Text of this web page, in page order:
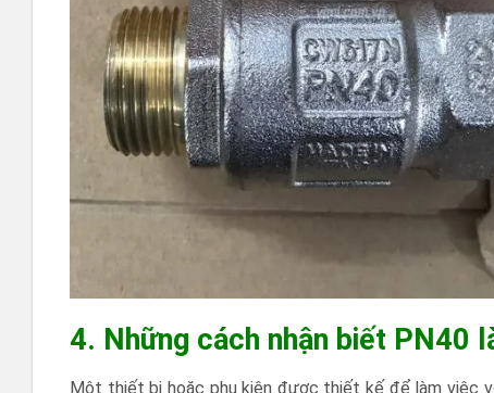
4. Những cách nhận biết PN40
Một thiết bị hoặc phụ kiện được thiết kế để làm việc